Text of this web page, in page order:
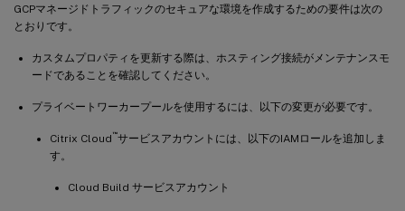
GCPマネージドトラフィックのセキュアな環境を作成するための要件は次の
とおりです。
カスタムプロパティを更新する際は、ホスティング接続がメンテナンスモ
ードであることを確認してください。
プライベートワーカープールを使用するには、以下の変更が必要です。
Citrix Cloud ™サービスアカウントには、以下のIAMロールを追加しま
す。
Cloud Build サービスアカウント